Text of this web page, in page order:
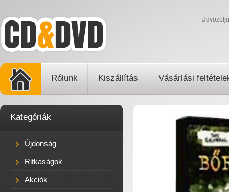
Rólunk Kiszállítás Vásárlási
Kategóriák
Újdonság
Ritkaságok
Akciók